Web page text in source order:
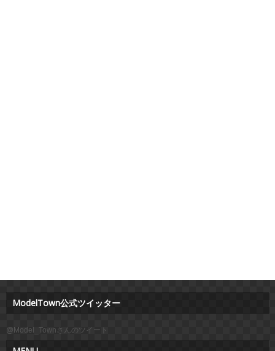
ModelTown公式ツイッター
@Model_Townさんのツイート